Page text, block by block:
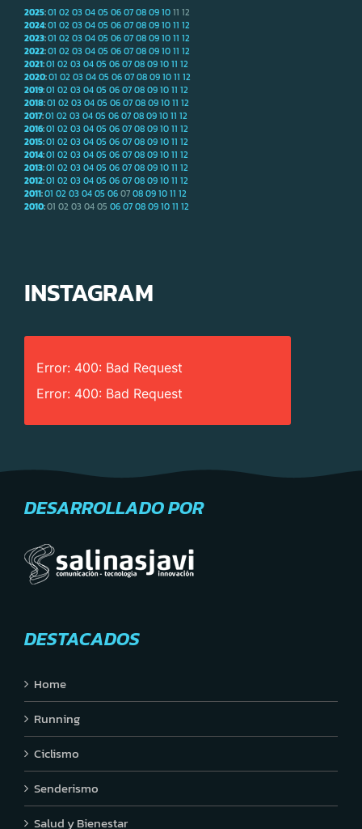
2025:01 02 030405060708091011 12
2024:01 02 030405060708091011 12
2023:01 02 030405060708091011 12
2022:01 02 030405060708091011 12
2021:01 02 030405060708091011 12
2020:01 02 030405060708091011 12
2019:01 02 030405060708091011 12
2018:01 02 030405060708091011 12
2017:01 02 030405060708091011 12
2016:01 02 030405060708091011 12
2015:01 02 030405060708091011 12
2014:01 02 030405060708091011 12
2013:01 02 030405060708091011 12
2012:01 02 030405060708091011 12
2011:01 02 030405060708091011 12
2010:01 02 03 0405 060708091011 12
INSTAGRAM
Error: 400: Bad Request
Error: 400: Bad Request
DESARROLLADO POR
DESTACADOS
Home
Running
Ciclismo
Senderismo
Salud y Bienestar